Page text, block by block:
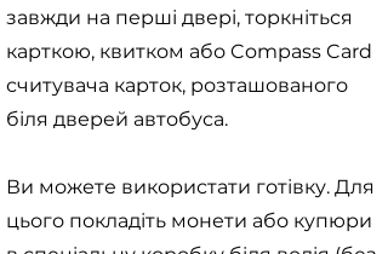
завжди на перші двері, торкніться
карткою, квитком або Compass Card
считувача карток, розташованого
біля дверей автобуса.
Ви можете використати готівку. Для
цього покладіть монети або купюри